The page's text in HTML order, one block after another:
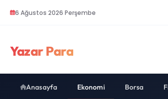
6 Ağustos 2026 Perşembe
Yazar Para
Anasayfa Ekonomi Borsa